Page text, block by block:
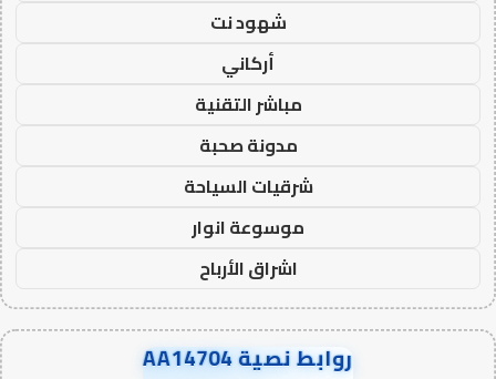
شهود نت
أركاني
مباشر التقنية
مدونة صحبة
شرقيات السياحة
موسوعة انوار
اشراق الأرباح
روابط نصية AA14704